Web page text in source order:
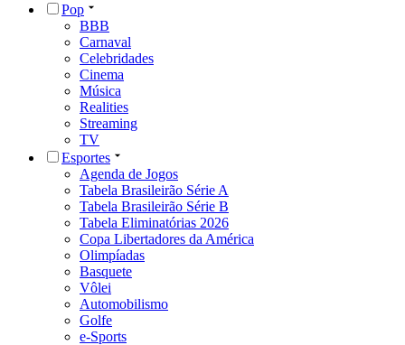
Pop
BBB
Carnaval
Celebridades
Cinema
Música
Realities
Streaming
TV
Esportes
Agenda de Jogos
Tabela Brasileirão Série A
Tabela Brasileirão Série B
Tabela Eliminatórias 2026
Copa Libertadores da América
Olimpíadas
Basquete
Vôlei
Automobilismo
Golfe
e-Sports